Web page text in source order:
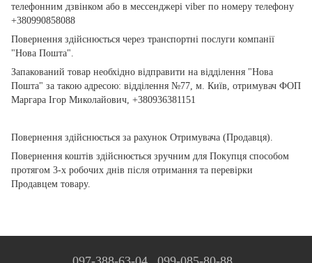
телефонним дзвінком або в мессенджері viber по номеру телефону
+380990858088
Повернення здійснюється через транспортні послуги компанії
"Нова Пошта".
Запакований товар необхідно відправити на відділення "Нова
Пошта" за такою адресою: відділення №77, м. Київ, отримувач ФОП
Маргара Ігор Миколайович, +380936381151
Повернення здійснюється за рахунок Отримувача (Продавця).
Повернення коштів здійснюється зручним для Покупця способом
протягом 3-х робочих днів після отримання та перевірки
Продавцем товару.